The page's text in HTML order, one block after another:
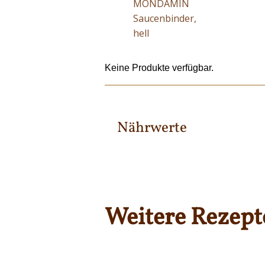
MONDAMIN
Saucenbinder,
hell
Keine Produkte verfügbar.
Nährwerte
Weitere